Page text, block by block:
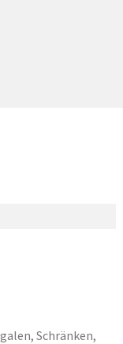
Schränken,